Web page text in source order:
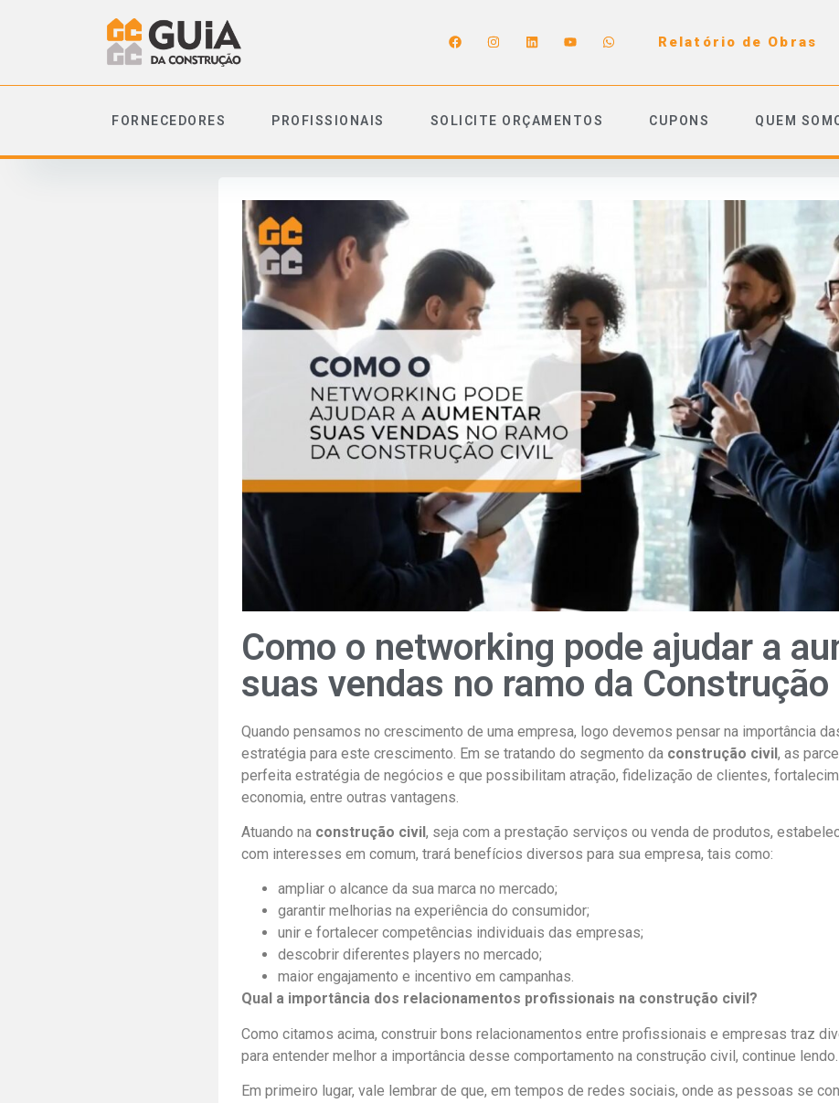
Relatório de Obras
FORNECEDORES PROFISSIONAIS SOLICITE ORÇAMENTOS CUPONS QUEM
Como o networking pode ajudar a
suas vendas no ramo da Construção
Quando pensamos no crescimento de uma empresa, logo devemos pensar na importância
estratégia para este crescimento. Em se tratando do segmento da construção civil, as
perfeita estratégia de negócios e que possibilitam atração, fidelização de clientes,
economia, entre outras vantagens.
Atuando na construção civil, seja com a prestação serviços ou venda de produtos,
com interesses em comum, trará benefícios diversos para sua empresa, tais como:
ampliar o alcance da sua marca no mercado;
garantir melhorias na experiência do consumidor;
unir e fortalecer competências individuais das empresas;
descobrir diferentes players no mercado;
maior engajamento e incentivo em campanhas.
Qual a importância dos relacionamentos profissionais na construção civil?
Como citamos acima, construir bons relacionamentos entre profissionais e empresas traz
para entender melhor a importância desse comportamento na construção civil, continue lendo.
Em primeiro lugar, vale lembrar de que, em tempos de redes sociais, onde as pessoas se